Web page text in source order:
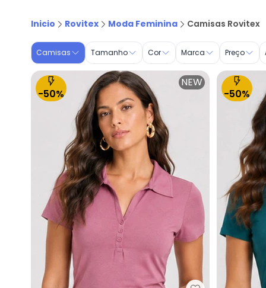
Inicio Rovitex Moda Feminina Camisas Rovitex
Camisas Tamanho Cor Marca Preço
-50%
NEW
-50%